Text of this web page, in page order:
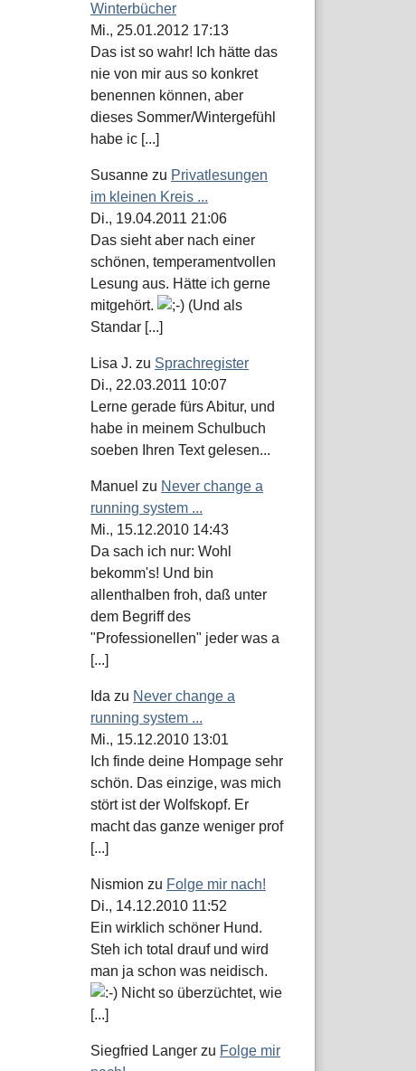
Winterbücher
Mi., 25.01.2012 17:13
Das ist so wahr! Ich hätte das
nie von mir aus so konkret
benennen können, aber
dieses Sommer/Wintergefühl
habe ic [...]
Susanne zu Privatlesungen
im kleinen Kreis ...
Di., 19.04.2011 21:06
Das sieht aber nach einer
schönen, temperamentvollen
Lesung aus. Hätte ich gerne
mitgehört.
(Und als
Standar [...]
Lisa J. zu Sprachregister
Di., 22.03.2011 10:07
Lerne gerade fürs Abitur, und
habe in meinem Schulbuch
soeben Ihren Text gelesen...
Manuel zu Never change a
running system ...
Mi., 15.12.2010 14:43
Da sach ich nur: Wohl
bekomm's! Und bin
allenthalben froh, daß unter
dem Begriff des
"Professionellen" jeder was a
[...]
Ida zu Never change a
running system ...
Mi., 15.12.2010 13:01
Ich finde deine Hompage sehr
schön. Das einzige, was mich
stört ist der Wolfskopf. Er
macht das ganze weniger prof
[...]
Nismion zu Folge mir nach!
Di., 14.12.2010 11:52
Ein wirklich schöner Hund.
Steh ich total drauf und wird
man ja schon was neidisch.
Nicht so überzüchtet, wie
[...]
Siegfried Langer zu Folge mir